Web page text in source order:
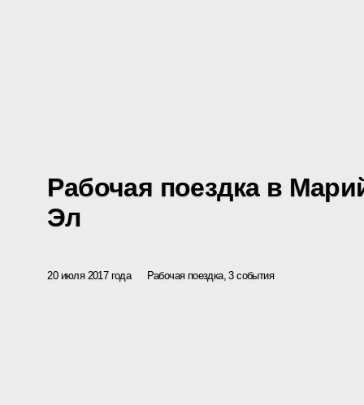
Рабочая поездка в
Эл
20 июля 2017 года Рабочая поездка, 3 события